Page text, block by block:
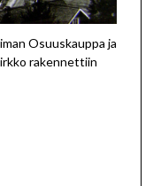
Osuuskauppa ja
rakennettiin